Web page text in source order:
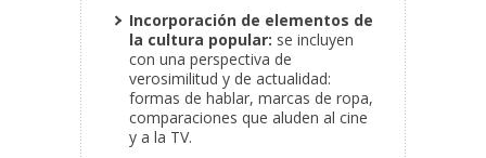
Incorporación de elementos de
la cultura popular: se incluyen
con una perspectiva de
verosimilitud y de actualidad:
formas de hablar, marcas de ropa,
comparaciones que aluden al cine
y a la TV.